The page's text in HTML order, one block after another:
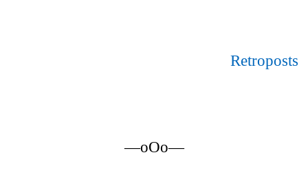
Retroposts
—oOo—